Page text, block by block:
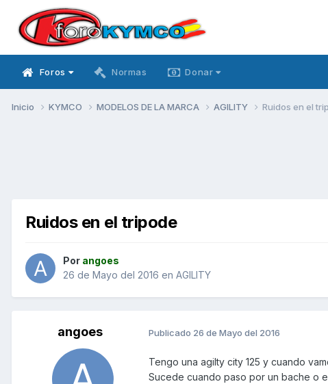
Foros Normas Donar
Inicio KYMCO MODELOS DE LA MARCA AGILITY Ruidos en el
Ruidos en el tripode
Por angoes
26 de Mayo del 2016 en AGILITY
angoes Publicado 26 de Mayo del 2016
Tengo una agilty city 125 y cuando
Sucede cuando paso por un bache o